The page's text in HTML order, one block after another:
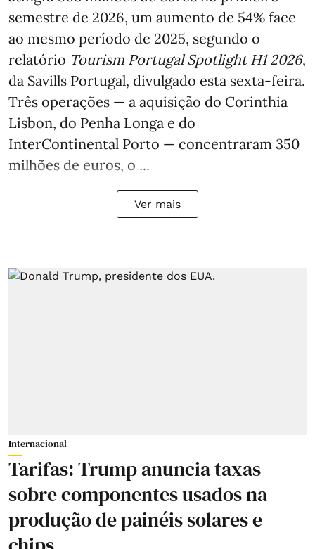
semestre de 2026, um aumento de 54% face
ao mesmo período de 2025, segundo o
relatório Tourism Portugal Spotlight H1 2026,
da Savills Portugal, divulgado esta sexta-feira.
Três operações — a aquisição do Corinthia
Lisbon, do Penha Longa e do
InterContinental Porto — concentraram 350
milhões de euros, o ...
Ver mais
Internacional
Tarifas: Trump anuncia taxas
sobre componentes usados na
produção de painéis solares e